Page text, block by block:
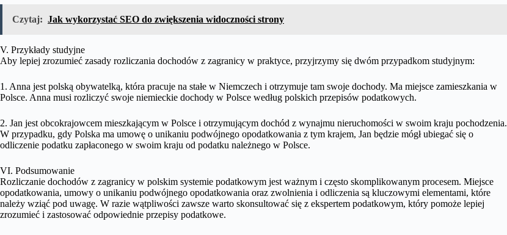
Czytaj: Jak wykorzystać SEO do zwiększenia widoczności strony
V. Przykłady studyjne
Aby lepiej zrozumieć zasady rozliczania dochodów z zagranicy w praktyce, przyjrzymy się dwóm przypadkom studyjnym:
1. Anna jest polską obywatelką, która pracuje na stałe w Niemczech i otrzymuje tam swoje dochody. Ma miejsce zamieszkania w
Polsce. Anna musi rozliczyć swoje niemieckie dochody w Polsce według polskich przepisów podatkowych.
2. Jan jest obcokrajowcem mieszkającym w Polsce i otrzymującym dochód z wynajmu nieruchomości w swoim kraju pochodzenia.
W przypadku, gdy Polska ma umowę o unikaniu podwójnego opodatkowania z tym krajem, Jan będzie mógł ubiegać się o
odliczenie podatku zapłaconego w swoim kraju od podatku należnego w Polsce.
VI. Podsumowanie
Rozliczanie dochodów z zagranicy w polskim systemie podatkowym jest ważnym i często skomplikowanym procesem. Miejsce
opodatkowania, umowy o unikaniu podwójnego opodatkowania oraz zwolnienia i odliczenia są kluczowymi elementami, które
należy wziąć pod uwagę. W razie wątpliwości zawsze warto skonsultować się z ekspertem podatkowym, który pomoże lepiej
zrozumieć i zastosować odpowiednie przepisy podatkowe.